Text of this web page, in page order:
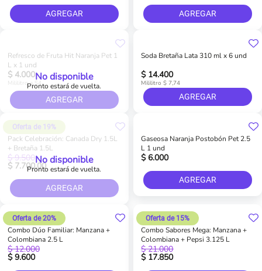
AGREGAR AGREGAR
Refresco de Fruta Hit Naranja Pet 1
L x 1 und
$ 4.000
Mililitro a $4No disponible
Pronto estará de vuelta.
AGREGAR
Soda Bretaña Lata 310 ml x 6 und
$ 14.400
Mililitro $ 7,74
AGREGAR
Pack Celebración: Canada Dry 1.5L
+ Bretaña 1.5L
$ 7.700,00
$ 9.500
Oferta de 19%
No disponible
Pronto estará de vuelta.
AGREGAR
Gaseosa Naranja Postobón Pet 2.5
L 1 und
$ 6.000
AGREGAR
Combo Dúo Familiar: Manzana +
Colombiana 2.5 L
$ 9.600
$ 12.000
Oferta de 20%
Combo Sabores Mega: Manzana +
Colombiana + Pepsi 3.125 L
$ 17.850
$ 21.000
Oferta de 15%